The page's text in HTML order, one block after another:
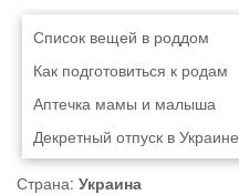
Список вещей в роддом
Как подготовиться к родам
Аптечка мамы и малыша
Декретный отпуск в Украине
Страна: Украина